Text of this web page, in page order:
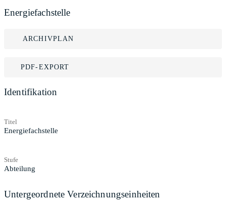
Energiefachstelle
ARCHIVPLAN
PDF-EXPORT
Identifikation
Titel
Energiefachstelle
Stufe
Abteilung
Untergeordnete Verzeichnungseinheiten